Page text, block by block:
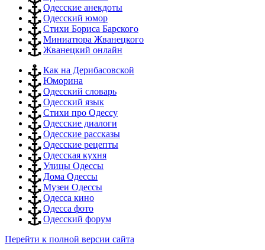
Одесские анекдоты
Одесский юмор
Стихи Бориса Барского
Миниатюра Жванецкого
Жванецкий онлайн
Как на Дерибасовской
Юморина
Одесский словарь
Одесский язык
Стихи про Одессу
Одесские диалоги
Одесские рассказы
Одесские рецепты
Одесская кухня
Улицы Одессы
Дома Одессы
Музеи Одессы
Одесса кино
Одесса фото
Одесский форум
Перейти к полной версии сайта